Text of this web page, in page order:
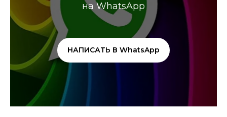
на WhatsApp
НАПИСАТЬ В WhatsApp